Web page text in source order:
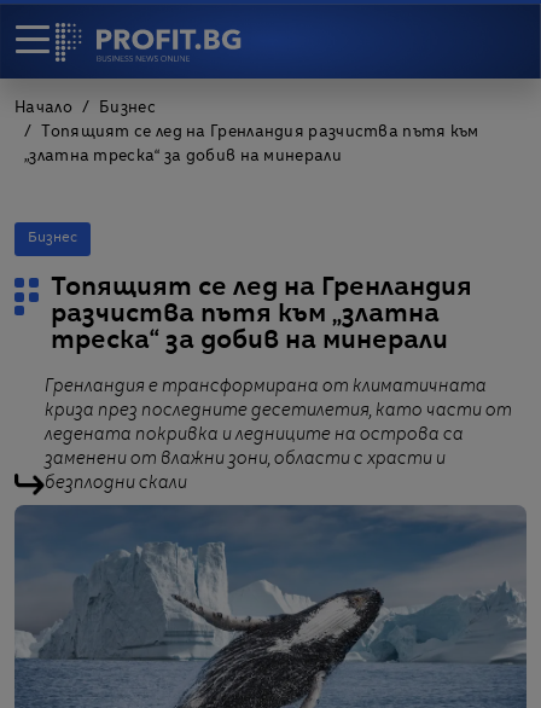
Начало
Бизнес
Топящият се лед на Гренландия разчиства пътя към
„златна треска“ за добив на минерали
Бизнес
Топящият се лед на Гренландия
разчиства пътя към „златна
треска“ за добив на минерали
Гренландия е трансформирана от климатичната
криза през последните десетилетия, като части от
ледената покривка и ледниците на острова са
заменени от влажни зони, области с храсти и
безплодни скали